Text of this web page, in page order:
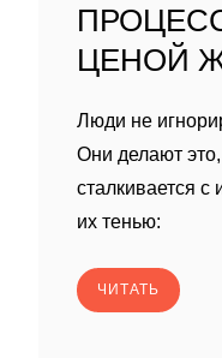
ЦЕНОЙ
Люди не
Они делают это,
сталкивается с
их тенью:
ЧИТАТЬ